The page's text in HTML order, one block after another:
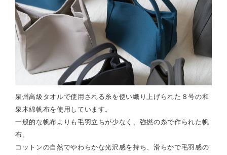
泉州高級タオルで使用される糸を使い織り上げられた８号の和
泉木綿帆布を使用しています。
一般的な帆布よりも毛羽立ちが少なく、強撚の糸で作られた帆
布。
コットンの自然でやわらかな光沢感を持ち、滑らかで毛羽感の